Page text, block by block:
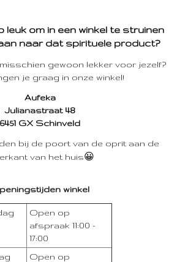
leuk om in een winkel te struinen
naar dat spirituele product?
gewoon lekker voor jezelf?
je graag in onze winkel!
Aufeka
Julianastraat 48
6451 GX Schinveld
bij de poort van de oprit aan de
van het huis😀
winkel
Open op
afspraak 11:00 -
17:00
Open op